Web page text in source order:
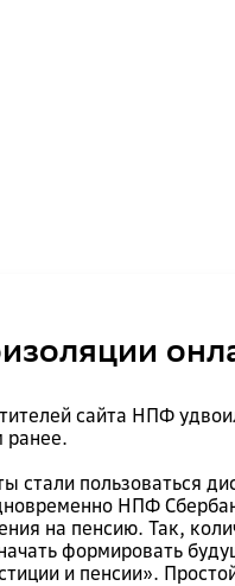
сайта НПФ
ранее.
стали пользоваться
НПФ
на пенсию. Так,
формировать
и пенсии».